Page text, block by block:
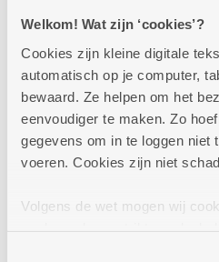
Welkom! Wat zijn ‘cookies’?
Cookies zijn kleine digitale
automatisch op je computer,
bewaard. Ze helpen om het
eenvoudiger te maken. Zo
gegevens om in te loggen niet
voeren. Cookies zijn niet
Volgens de wet mogen wij
Voor wie doe je deze
Voor iemand anders
Voor mezelf
Contactgegevens